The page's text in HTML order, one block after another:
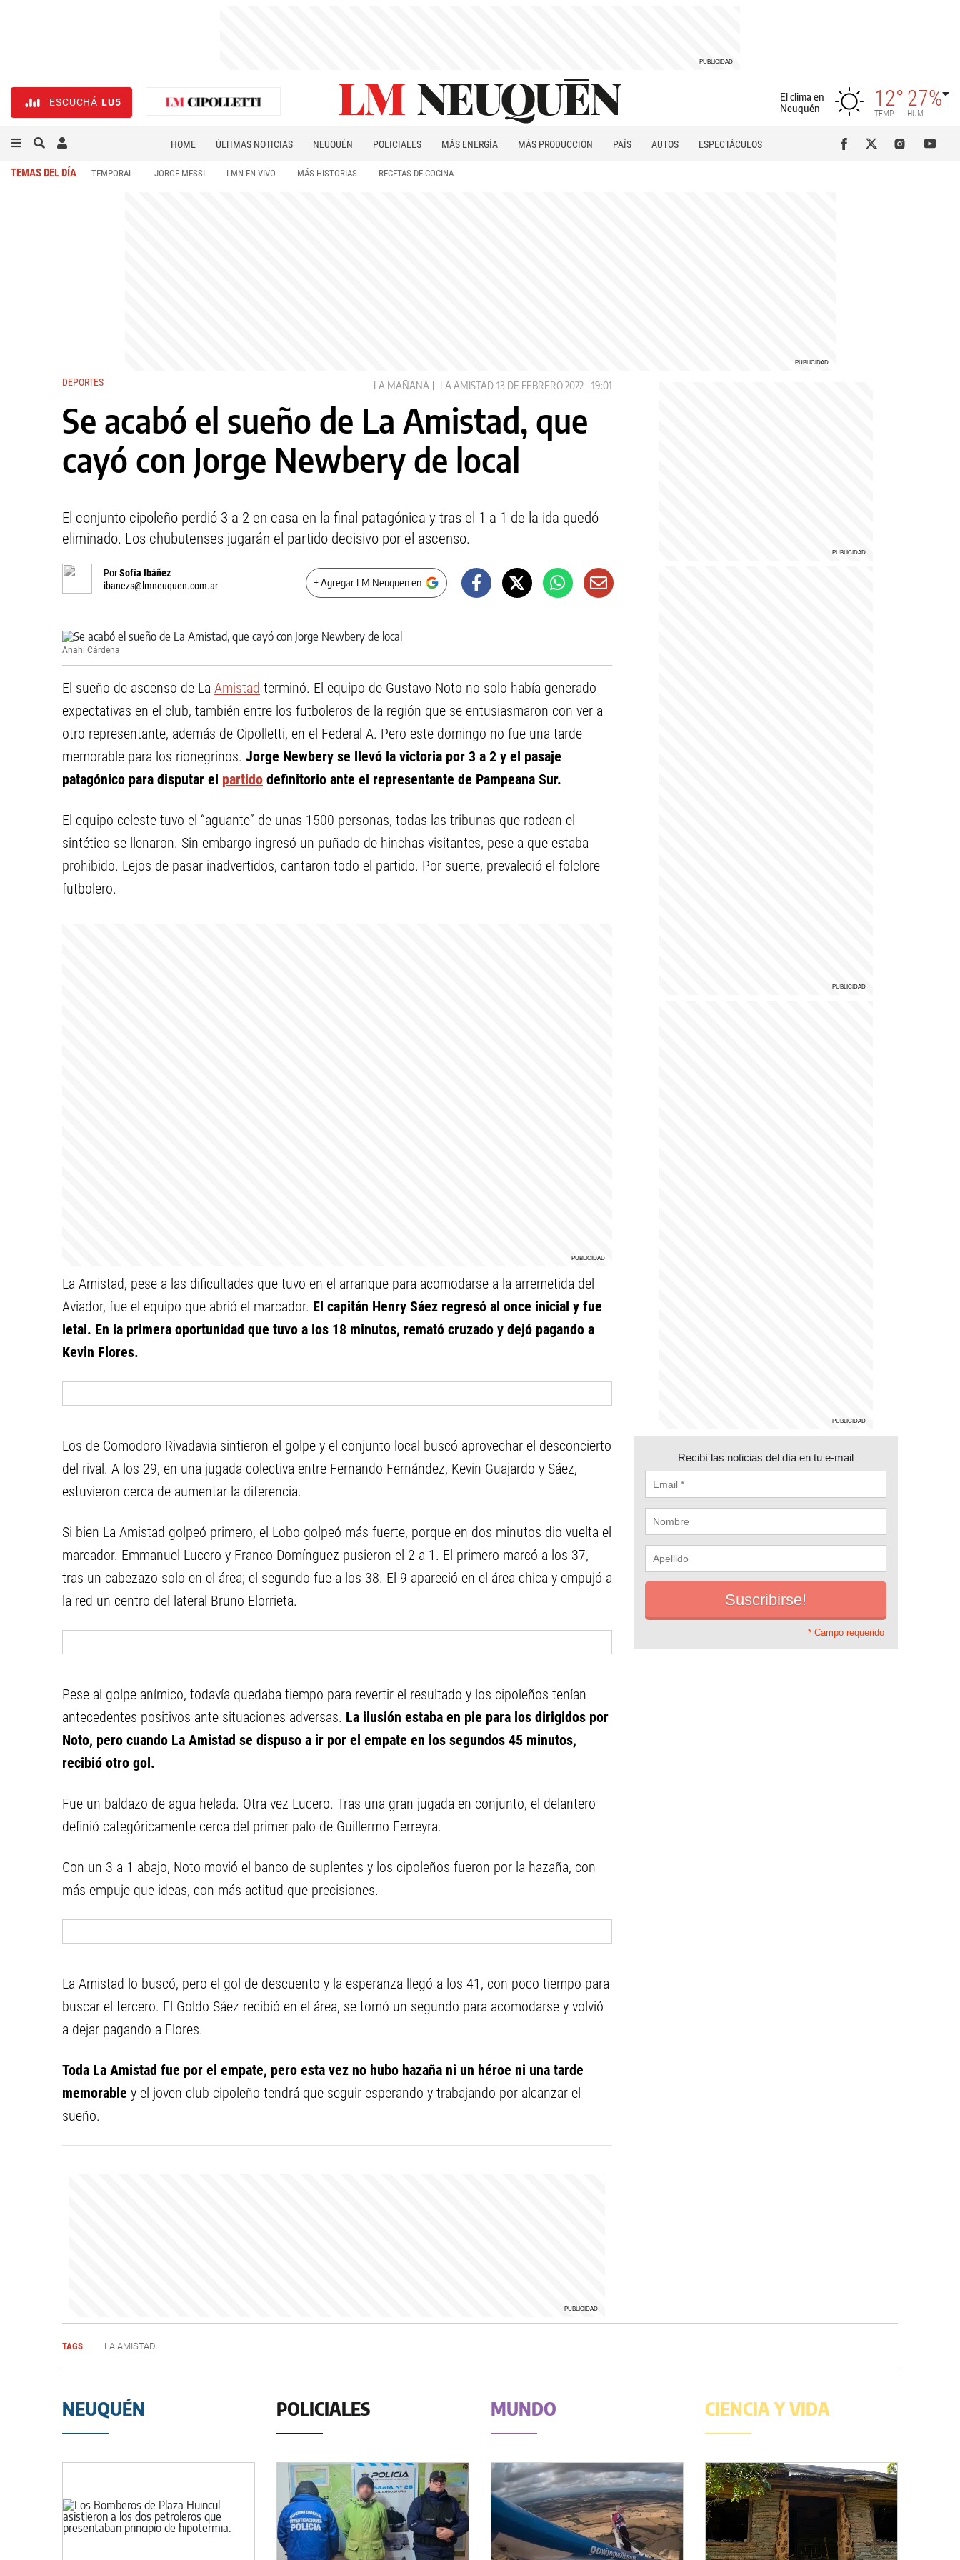
ESCUCHÁ LU5
El clima en
Neuquén
12°
TEMP
27%
HUM
HOME ÚLTIMAS NOTICIAS NEUQUÉN POLICIALES MÁS ENERGÍA MÁS PRODUCCIÓN PAÍS AUTOS
ESPECTÁCULOS
TEMAS DEL DÍA TEMPORAL JORGE MESSI LMN EN VIVO MÁS HISTORIAS RECETAS DE COCINA
DEPORTES LA MAÑANA LA AMISTAD 13 DE FEBRERO 2022 - 19:01
Se acabó el sueño de La Amistad, que
cayó con Jorge Newbery de local
El conjunto cipoleño perdió 3 a 2 en casa en la final patagónica y tras el 1 a 1 de la ida quedó
eliminado. Los chubutenses jugarán el partido decisivo por el ascenso.
PorSofía Ibáñez
ibanezs@lmneuquen.com.ar
+ Agregar LM Neuquen en
Anahí Cárdena
El sueño de ascenso de La Amistad terminó. El equipo de Gustavo Noto no solo había generado
expectativas en el club, también entre los futboleros de la región que se entusiasmaron con ver a
otro representante, además de Cipolletti, en el Federal A. Pero este domingo no fue una tarde
memorable para los rionegrinos. Jorge Newbery se llevó la victoria por 3 a 2 y el pasaje
patagónico para disputar el partido definitorio ante el representante de Pampeana Sur.
El equipo celeste tuvo el “aguante” de unas 1500 personas, todas las tribunas que rodean el
sintético se llenaron. Sin embargo ingresó un puñado de hinchas visitantes, pese a que estaba
prohibido. Lejos de pasar inadvertidos, cantaron todo el partido. Por suerte, prevaleció el folclore
futbolero.
La Amistad, pese a las dificultades que tuvo en el arranque para acomodarse a la arremetida del
Aviador, fue el equipo que abrió el marcador. El capitán Henry Sáez regresó al once inicial y fue
letal. En la primera oportunidad que tuvo a los 18 minutos, remató cruzado y dejó pagando a
Kevin Flores.
Los de Comodoro Rivadavia sintieron el golpe y el conjunto local buscó aprovechar el desconcierto
del rival. A los 29, en una jugada colectiva entre Fernando Fernández, Kevin Guajardo y Sáez,
estuvieron cerca de aumentar la diferencia.
Si bien La Amistad golpeó primero, el Lobo golpeó más fuerte, porque en dos minutos dio vuelta el
marcador. Emmanuel Lucero y Franco Domínguez pusieron el 2 a 1. El primero marcó a los 37,
tras un cabezazo solo en el área; el segundo fue a los 38. El 9 apareció en el área chica y empujó a
la red un centro del lateral Bruno Elorrieta.
Pese al golpe anímico, todavía quedaba tiempo para revertir el resultado y los cipoleños tenían
antecedentes positivos ante situaciones adversas. La ilusión estaba en pie para los dirigidos por
Noto, pero cuando La Amistad se dispuso a ir por el empate en los segundos 45 minutos,
recibió otro gol.
Fue un baldazo de agua helada. Otra vez Lucero. Tras una gran jugada en conjunto, el delantero
definió categóricamente cerca del primer palo de Guillermo Ferreyra.
Con un 3 a 1 abajo, Noto movió el banco de suplentes y los cipoleños fueron por la hazaña, con
más empuje que ideas, con más actitud que precisiones.
La Amistad lo buscó, pero el gol de descuento y la esperanza llegó a los 41, con poco tiempo para
buscar el tercero. El Goldo Sáez recibió en el área, se tomó un segundo para acomodarse y volvió
a dejar pagando a Flores.
Toda La Amistad fue por el empate, pero esta vez no hubo hazaña ni un héroe ni una tarde
memorable y el joven club cipoleño tendrá que seguir esperando y trabajando por alcanzar el
sueño.
Recibí las noticias del día en tu e-mail
* Campo requerido
TAGS LA AMISTAD
NEUQUÉN POLICIALES MUNDO CIENCIA Y VIDA